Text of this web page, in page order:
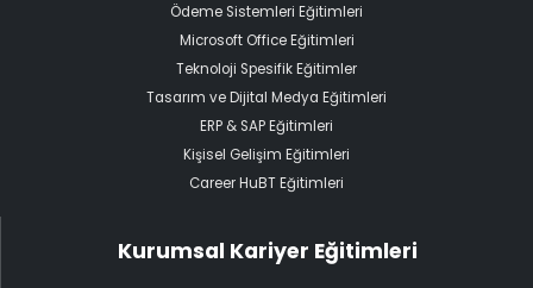
Ödeme Sistemleri Eğitimleri
Microsoft Office Eğitimleri
Teknoloji Spesifik Eğitimler
Tasarım ve Dijital Medya Eğitimleri
ERP & SAP Eğitimleri
Kişisel Gelişim Eğitimleri
Career HuBT Eğitimleri
Kurumsal Kariyer Eğitimleri